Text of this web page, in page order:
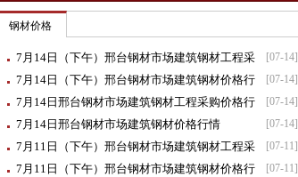
钢材价格
7月14日（下午）邢台钢材市场建筑钢材工程采
购价格行情
[07-14]
7月14日（下午）邢台钢材市场建筑钢材价格行
[07-14]
7月14日邢台钢材市场建筑钢材工程采购价格行
[07-14]
7月14日邢台钢材市场建筑钢材价格行情 [07-14]
7月11日（下午）邢台钢材市场建筑钢材工程采
购价格行情
[07-11]
7月11日（下午）邢台钢材市场建筑钢材价格行
[07-11]